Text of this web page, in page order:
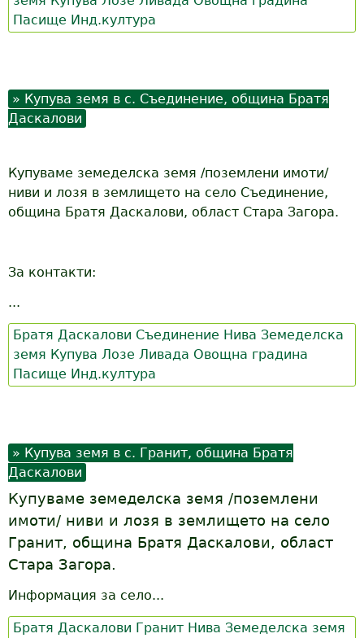
Пасище Инд.култура
Купува земя в с. Съединение, община Братя
Даскалови
Купуваме земеделска земя /поземлени имоти/
ниви и лозя в землището на село Съединение,
община Братя Даскалови, област Стара Загора.
За контакти:
...
Братя Даскалови Съединение Нива Земеделска
земя Купува Лозе Ливада Овощна градина
Пасище Инд.култура
Купува земя в с. Гранит, община Братя
Даскалови
Купуваме земеделска земя /поземлени
имоти/ ниви и лозя в землището на село
Гранит, община Братя Даскалови, област
Стара Загора.
Информация за село...
Братя Даскалови Гранит Нива Земеделска земя